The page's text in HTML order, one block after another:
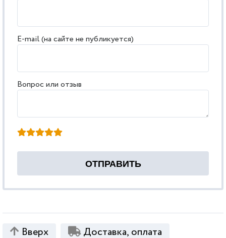
E-mail (на сайте не публикуется)
Вопрос или отзыв
Вверх
Доставка, оплата